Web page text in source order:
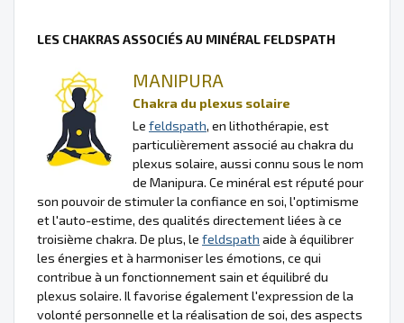
LES CHAKRAS ASSOCIÉS AU MINÉRAL FELDSPATH
MANIPURA
Chakra du plexus solaire
Le feldspath, en lithothérapie, est
particulièrement associé au chakra du
plexus solaire, aussi connu sous le nom
de Manipura. Ce minéral est réputé pour
son pouvoir de stimuler la confiance en soi, l'optimisme
et l'auto-estime, des qualités directement liées à ce
troisième chakra. De plus, le feldspath aide à équilibrer
les énergies et à harmoniser les émotions, ce qui
contribue à un fonctionnement sain et équilibré du
plexus solaire. Il favorise également l'expression de la
volonté personnelle et la réalisation de soi, des aspects